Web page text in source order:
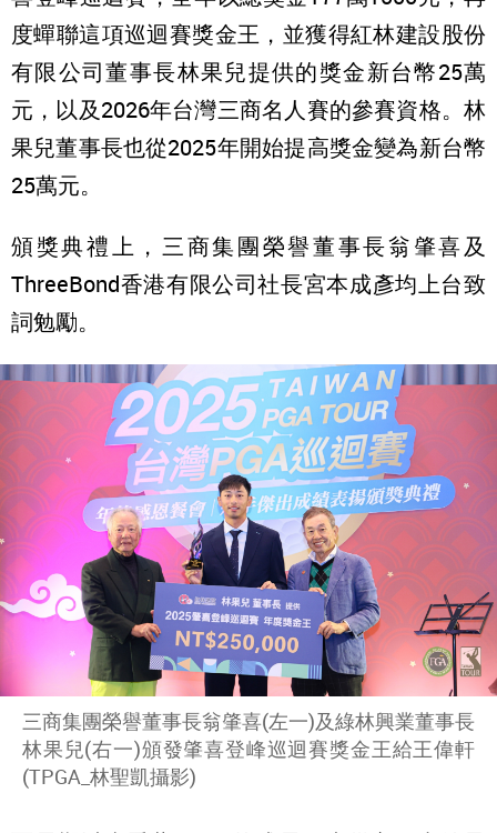
度蟬聯這項巡迴賽獎金王，並獲得紅林建設股份
有限公司董事長林果兒提供的獎金新台幣25萬
元，以及2026年台灣三商名人賽的參賽資格。林
果兒董事長也從2025年開始提高獎金變為新台幣
25萬元。
頒獎典禮上，三商集團榮譽董事長翁肇喜及
ThreeBond香港有限公司社長宮本成彥均上台致
詞勉勵。
三商集團榮譽董事長翁肇喜(左一)及綠林興業董事長
林果兒(右一)頒發肇喜登峰巡迴賽獎金王給王偉軒
(TPGA_林聖凱攝影)